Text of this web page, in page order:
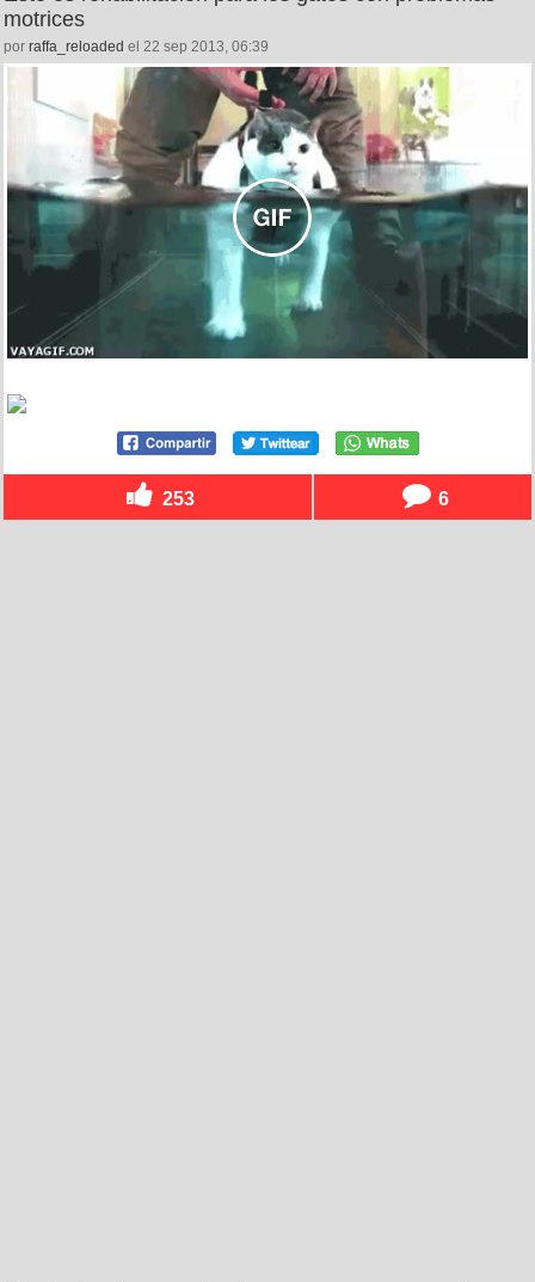
motrices
por raffa_reloaded el 22 sep 2013, 06:39
253 6